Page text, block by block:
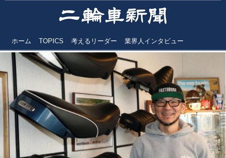
ホーム TOPICS 考えるリーダー 業界人インタビュー